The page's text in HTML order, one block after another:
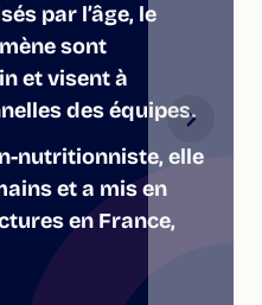
par l’âge, le
sont
et visent à
des équipes.
nutritionniste, elle
et a mis en
en France,